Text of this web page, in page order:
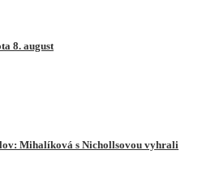
8. august
Mihalíková s Nichollsovou vyhrali